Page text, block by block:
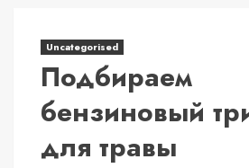
Uncategorised
Подбираем
бензиновый
для травы